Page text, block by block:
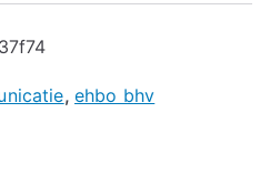
, ehbo bhv